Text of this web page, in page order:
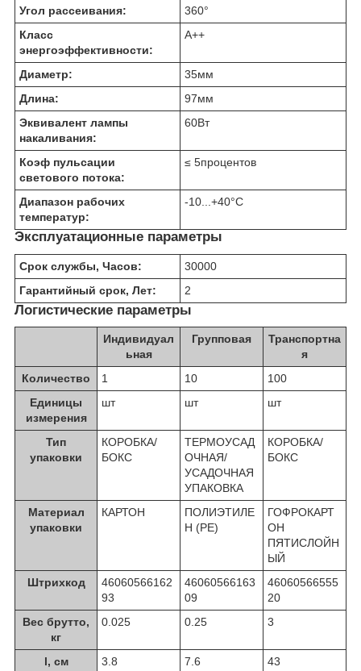
Угол рассеивания: 360°
Класс
энергоэффективности:
A++
Диаметр: 35мм
Длина:
97мм
Эквивалент лампы
накаливания:
60Вт
Коэф пульсации
светового потока:
≤ 5процентов
Диапазон рабочих
температур:
-10...+40°C
Эксплуатационные параметры
Срок службы, Часов:
30000
Гарантийный срок, Лет:
2
Логистические параметры
Индивидуал
ьная
Групповая
Транспортна
я
Количество
1 10
100
Единицы
измерения
шт шт шт
Тип
упаковки
КОРОБКА/
БОКС
ТЕРМОУСАД
ОЧНАЯ/
УСАДОЧНАЯ
УПАКОВКА
КОРОБКА/
БОКС
Материал
упаковки
КАРТОН
ПОЛИЭТИЛЕ
Н (PE)
ГОФРОКАРТ
ОН
ПЯТИСЛОЙН
ЫЙ
Штрихкод
46060566162
93
46060566163
09
46060566555
20
Вес брутто,
кг
0.025 0.25 3
l, см 3.8 7.6
43